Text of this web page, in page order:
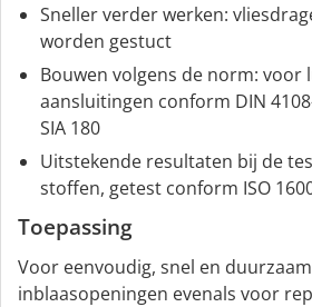
Sneller verder werken:
worden gestuct
Bouwen volgens de norm: voor
aansluitingen conform DIN
SIA 180
Uitstekende resultaten bij de
stoffen, getest conform ISO
Toepassing
Voor eenvoudig, snel en
inblaasopeningen evenals voor